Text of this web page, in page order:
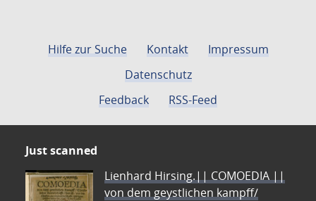
Hilfe zur Suche Kontakt
Impressum
Datenschutz
Feedback
RSS-Feed
Just scanned
Lienhard Hirsing.|| COMOEDIA ||
von dem geystlichen kampff/